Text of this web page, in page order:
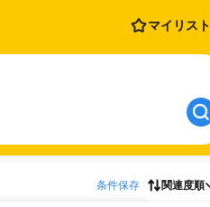
マイリスト
条件保存 関連度順